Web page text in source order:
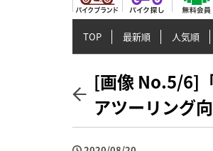
TOP 最新順 人気順
[画像 No.5/6]
アツーリング